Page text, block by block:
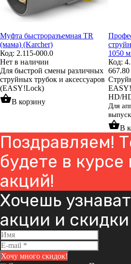
Муфта быстроразъемная TR
(мама) (Karcher)
Код: 2.115-000.0
Нет в наличии
Для быстрой смены различных
струйных трубок и аксессуаров
(EASY!Lock)
shopping_basketВ корзину
1050
Код:
667.80
HD/
Для
shopping_basketВ
Поздравляем!
будете в курсе
акций!
Хочешь
акции и